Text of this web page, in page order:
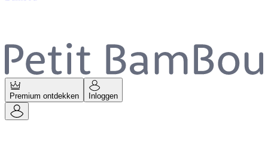
Premium ontdekken Inloggen